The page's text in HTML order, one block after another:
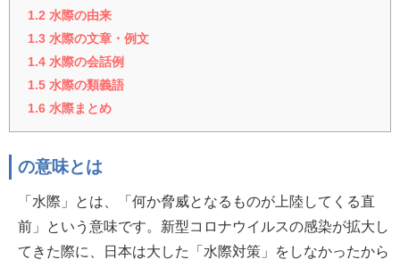
1.2 水際の由来
1.3 水際の文章・例文
1.4 水際の会話例
1.5 水際の類義語
1.6 水際まとめ
の意味とは
「水際」とは、「何か脅威となるものが上陸してくる直
前」という意味です。新型コロナウイルスの感染が拡大し
てきた際に、日本は大した「水際対策」をしなかったから